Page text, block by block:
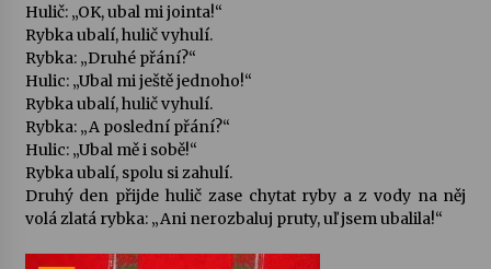
Pozvánka na integrační festival Quijotova
šedesátka: 28. 7.–1. 8. 2026
28. 7. 2026
Letní koncerty ve Stromovce: Kolchoz a
Jenakaši
28. 7. 2026
Votavžatský ploty
Hulič: „OK, ubal mi jointa!“
Rybka ubalí, hulič vyhulí.
Rybka: „Druhé přání?“
Hulic: „Ubal mi ještě jednoho!“
Rybka ubalí, hulič vyhulí.
Rybka: „A poslední přání?“
Hulic: „Ubal mě i sobě!“
Rybka ubalí, spolu si zahulí.
Druhý den přijde hulič zase chytat ryby a z vody na něj
volá zlatá rybka: „Ani nerozbaluj pruty, uľ jsem ubalila!“